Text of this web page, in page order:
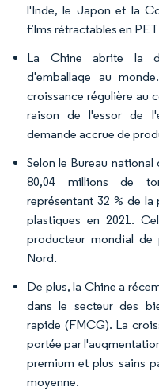
l'Inde, le Japon et la
films rétractables en
La Chine abrite la
d'emballage au
croissance régulière au
raison de l'essor de
demande accrue de
Selon le Bureau
80,04 millions de
représentant 32 % de
plastiques en 2021.
producteur mondial de
Nord.
De plus, la Chine a
dans le secteur des
rapide (FMCG). La
portée par
premium et plus sains
moyenne.